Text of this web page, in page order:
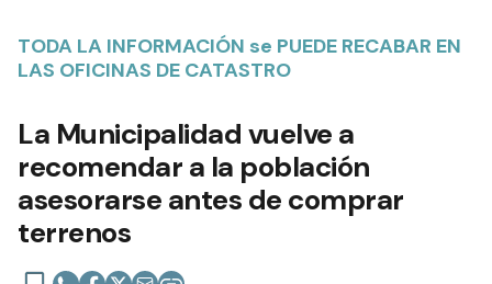
TODA LA INFORMACIÓN se PUEDE RECABAR EN
LAS OFICINAS DE CATASTRO
La Municipalidad vuelve a
recomendar a la población
asesorarse antes de comprar
terrenos